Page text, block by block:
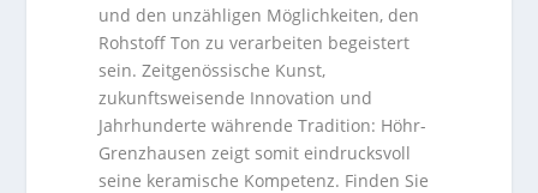
und den unzähligen Möglichkeiten, den
Rohstoff Ton zu verarbeiten begeistert
sein. Zeitgenössische Kunst,
zukunftsweisende Innovation und
Jahrhunderte währende Tradition: Höhr-
Grenzhausen zeigt somit eindrucksvoll
seine keramische Kompetenz. Finden Sie